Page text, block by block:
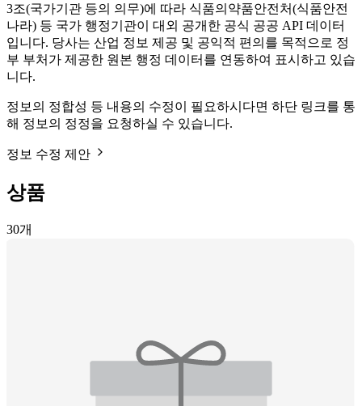
3조(국가기관 등의 의무)에 따라 식품의약품안전처(식품안전
나라) 등 국가 행정기관이 대외 공개한 공식 공공 API 데이터
입니다. 당사는 산업 정보 제공 및 공익적 편의를 목적으로 정
부 부처가 제공한 원본 행정 데이터를 연동하여 표시하고 있습
니다.
정보의 정합성 등 내용의 수정이 필요하시다면 하단 링크를 통
해 정보의 정정을 요청하실 수 있습니다.
정보 수정 제안
상품
30개